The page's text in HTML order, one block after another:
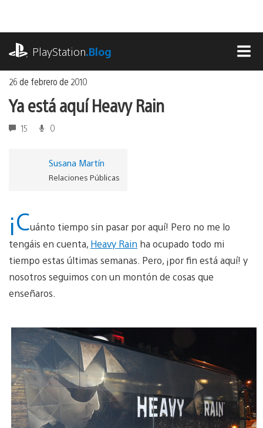
contenido
PlayStation.Blog
26 de febrero de 2010
Ya está aquí Heavy Rain
15 0
Susana Martín
Relaciones Públicas
¡Cuánto tiempo sin pasar por aquí! Pero no me lo
tengáis en cuenta, Heavy Rain ha ocupado todo mi
tiempo estas últimas semanas. Pero, ¡por fin está aquí! y
nosotros seguimos con un montón de cosas que
enseñaros.